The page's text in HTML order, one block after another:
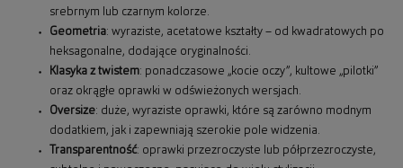
srebrnym lub czarnym kolorze.
Geometria: wyraziste, acetatowe kształty – od kwadratowych po
heksagonalne, dodające oryginalności.
Klasyka z twistem: ponadczasowe „kocie oczy”, kultowe „pilotki”
oraz okrągłe oprawki w odświeżonych wersjach.
Oversize: duże, wyraziste oprawki, które są zarówno modnym
dodatkiem, jak i zapewniają szerokie pole widzenia.
Transparentność: oprawki przezroczyste lub półprzezroczyste,